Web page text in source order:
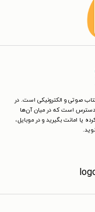
صوتی و الکترونیکی است. در
دسترس است که در میان آن‌ها
یا امانت بگیرید و در موبایل،